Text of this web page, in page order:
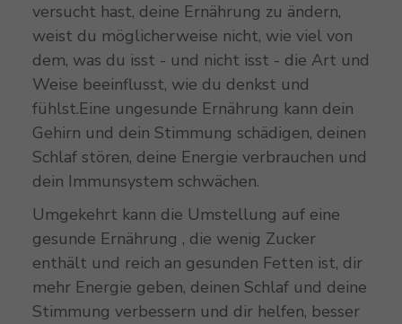
versucht hast, deine Ernährung zu ändern,
weist du möglicherweise nicht, wie viel von
dem, was du isst - und nicht isst - die Art und
Weise beeinflusst, wie du denkst und
fühlst.Eine ungesunde Ernährung kann dein
Gehirn und dein Stimmung schädigen, deinen
Schlaf stören, deine Energie verbrauchen und
dein Immunsystem schwächen.
Umgekehrt kann die Umstellung auf eine
gesunde Ernährung , die wenig Zucker
enthält und reich an gesunden Fetten ist, dir
mehr Energie geben, deinen Schlaf und deine
Stimmung verbessern und dir helfen, besser